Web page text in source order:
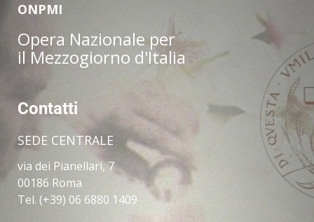
ONPMI
Opera Nazionale per
il Mezzogiorno d'Italia
Contatti
SEDE CENTRALE
via dei Pianellari, 7
00186 Roma
Tel. (+39) 06 6880 1409